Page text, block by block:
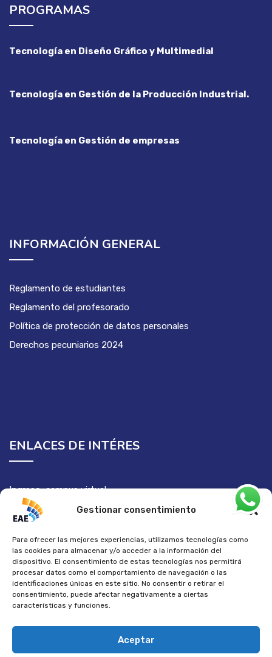
Gestionar consentimiento
Para ofrecer las mejores experiencias, utilizamos tecnologías como
las cookies para almacenar y/o acceder a la información del
dispositivo. El consentimiento de estas tecnologías nos permitirá
procesar datos como el comportamiento de navegación o las
identificaciones únicas en este sitio. No consentir o retirar el
consentimiento, puede afectar negativamente a ciertas
características y funciones.
Aceptar
PROGRAMAS
Tecnología en Diseño Gráfico y Multimedial
Tecnología en Gestión de la Producción Industrial.
Tecnología en Gestión de empresas
INFORMACIÓN GENERAL
Reglamento de estudiantes
Reglamento del profesorado
Política de protección de datos personales
Derechos pecuniarios 2024
ENLACES DE INTÉRES
Ingreso campus virtual
Semilleros de investigación
VIGILADA MINEDUCACIÓN - © 2024 Todos los derechos
reservados Corporación EAE